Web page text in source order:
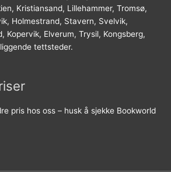
Kristiansand, Lillehammer, Tromsø,
Holmestrand, Stavern, Svelvik,
Kopervik, Elverum, Trysil, Kongsberg,
tettsteder.
pris hos oss – husk å sjekke Bookworld